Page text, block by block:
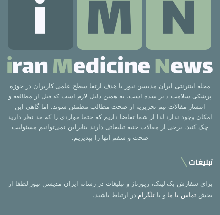
مجله اینترنتی ایران مدیسن نیوز با هدف ارتقا سطح علمی کاربران در حوزه
پزشکی سلامت دایر شده است. به همین دلیل لازم است که قبل از مطالعه و
انتشار مقالات تیم تحریریه از صحت مطالب مطمئن شوند. اما گاهی این
امکان وجود ندارد لذا از شما تقاضا داریم که حتما مواردی را که مد نظر دارید
چک کنید. برخی از مقالات جنبه تبلیغاتی دارند بنابراین نمی‌توانیم مسئولیت
صحت و سقم آنها را بپذیریم.
تبلیغات
برای سفارش بک لینک، رپورتاژ و تبلیغات در رسانه ایران مدیسن نیوز لطفا از
بخش تماس با ما و یا تلگرام در ارتباط باشید.